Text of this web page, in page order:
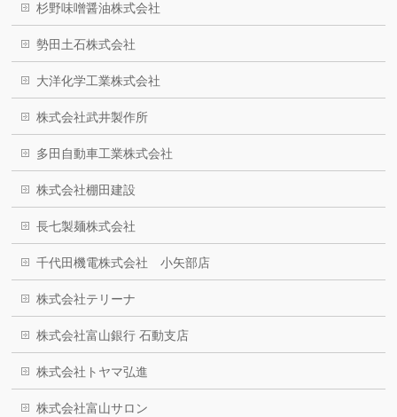
杉野味噌醤油株式会社
勢田土石株式会社
大洋化学工業株式会社
株式会社武井製作所
多田自動車工業株式会社
株式会社棚田建設
長七製麺株式会社
千代田機電株式会社 小矢部店
株式会社テリーナ
株式会社富山銀行 石動支店
株式会社トヤマ弘進
株式会社富山サロン